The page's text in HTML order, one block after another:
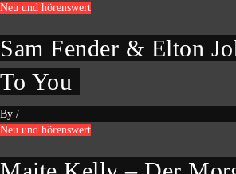
Neu und hörenswert
Sam Fender & Elton
To You
By /
Neu und hörenswert